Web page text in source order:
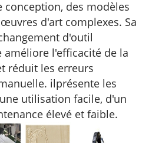
conception, des modèles
d'art complexes. Sa
d'outil
l'efficacité de la
réduit les erreurs
ilprésente les
utilisation facile, d'un
élevé et faible.